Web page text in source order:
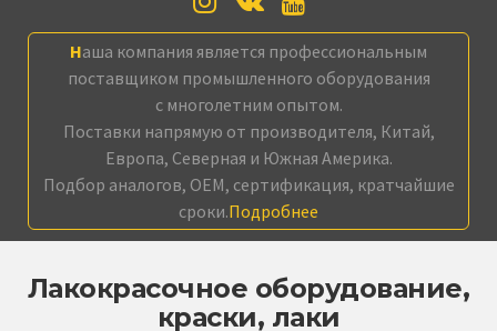
Наша компания является профессиональным
поставщиком промышленного оборудования
с многолетним опытом.
Поставки напрямую от производителя, Китай,
Европа, Северная и Южная Америка.
Подбор аналогов, OEM, сертификация, кратчайшие
сроки.Подробнее
Лакокрасочное оборудование,
краски, лаки